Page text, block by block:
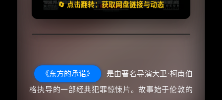
🔄 点击翻转：获取网盘链接与动态
《东方的承诺》
是由著名导演大卫·柯南伯
格执导的一部经典犯罪惊悚片。故事始于伦敦的